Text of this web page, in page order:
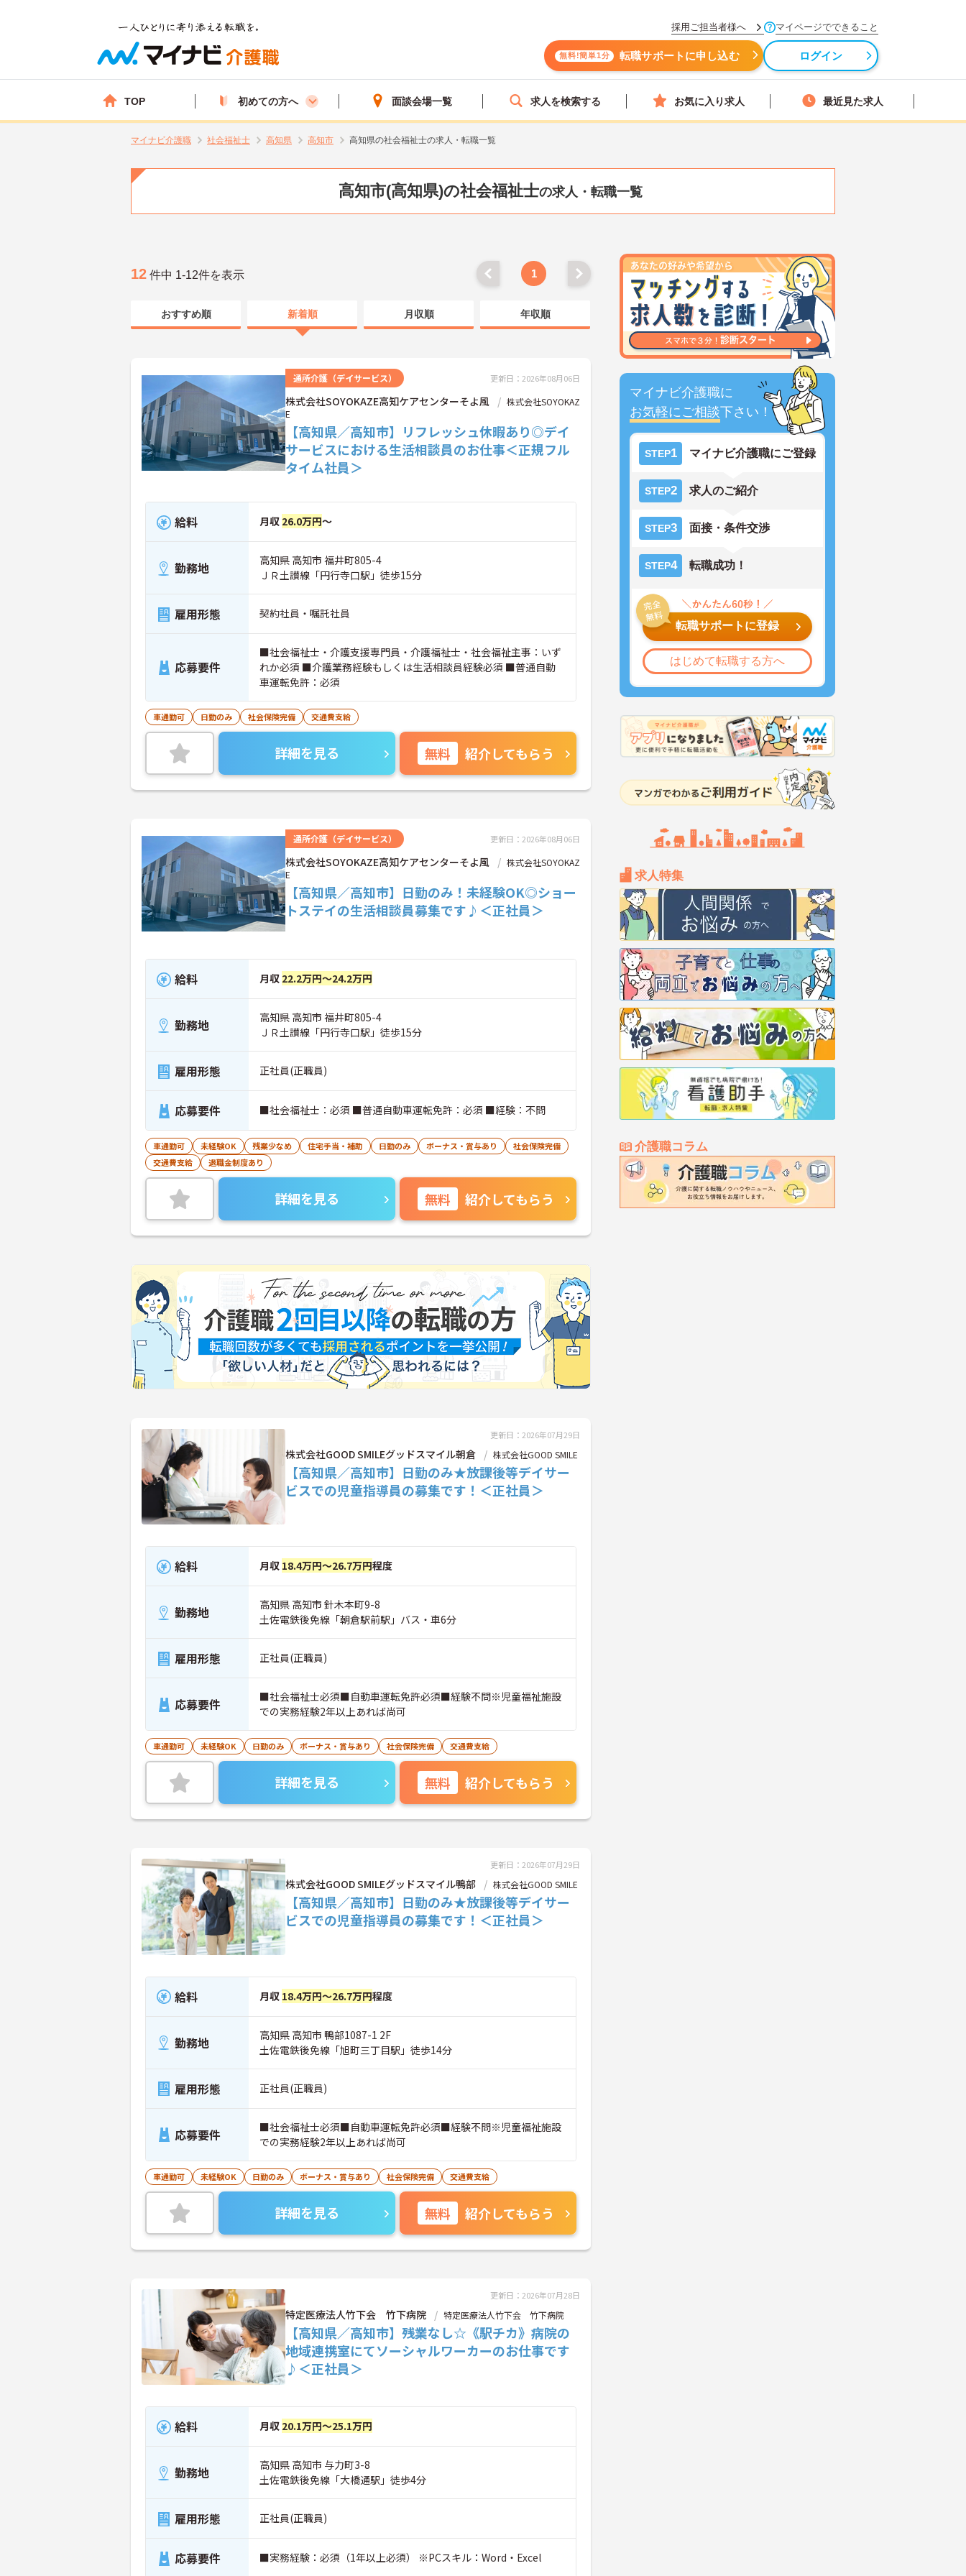
採用ご担当者様へ マイページでできること
無料!簡単1分 転職サポートに申し込む ログイン
TOP 初めての方へ 面談会場一覧 求人を検索する お気に入り求人 最近見た求人
マイナビ介護職 社会福祉士 高知県 高知市 高知県の社会福祉士の求人・転職一覧
高知市(高知県)の社会福祉士の求人・転職一覧
マイナビ介護職に
お気軽にご相談下さい！
STEP1 マイナビ介護職にご登録
STEP2 求人のご紹介
STEP3 面接・条件交渉
STEP4 転職成功！
転職サポートに登録
はじめて転職する方へ
求人特集
介護職コラム
12 件中 1-12件を表示 1
おすすめ順 新着順 月収順 年収順
通所介護（デイサービス） 更新日：2026年08月06日
株式会社SOYOKAZE高知ケアセンターそよ風
株式会社SOYOKAZ
E
【高知県／高知市】リフレッシュ休暇あり◎デイ
サービスにおける生活相談員のお仕事＜正規フル
タイム社員＞
給料 月収 26.0万円～
勤務地
高知県 高知市 福井町805-4
ＪＲ土讃線「円行寺口駅」徒歩15分
雇用形態 契約社員・嘱託社員
応募要件
■社会福祉士・介護支援専門員・介護福祉士・社会福祉主事：いず
れか必須 ■介護業務経験もしくは生活相談員経験必須 ■普通自動
車運転免許：必須
車通勤可 日勤のみ 社会保険完備 交通費支給
詳細を見る 無料 紹介してもらう
通所介護（デイサービス） 更新日：2026年08月06日
株式会社SOYOKAZE高知ケアセンターそよ風
株式会社SOYOKAZ
E
【高知県／高知市】日勤のみ！未経験OK◎ショー
トステイの生活相談員募集です♪＜正社員＞
給料 月収 22.2万円～24.2万円
勤務地
高知県 高知市 福井町805-4
ＪＲ土讃線「円行寺口駅」徒歩15分
雇用形態 正社員(正職員)
応募要件 ■社会福祉士：必須 ■普通自動車運転免許：必須 ■経験：不問
車通勤可 未経験OK 残業少なめ 住宅手当・補助 日勤のみ ボーナス・賞与あり
社会保険完備
交通費支給
退職金制度あり
詳細を見る 無料 紹介してもらう
更新日：2026年07月29日
株式会社GOOD SMILEグッドスマイル朝倉 株式会社GOOD SMILE
【高知県／高知市】日勤のみ★放課後等デイサー
ビスでの児童指導員の募集です！＜正社員＞
給料 月収 18.4万円～26.7万円程度
勤務地
高知県 高知市 針木本町9-8
土佐電鉄後免線「朝倉駅前駅」バス・車6分
雇用形態 正社員(正職員)
応募要件
■社会福祉士必須■自動車運転免許必須■経験不問※児童福祉施設
での実務経験2年以上あれば尚可
車通勤可 未経験OK 日勤のみ ボーナス・賞与あり 社会保険完備 交通費支給
詳細を見る 無料 紹介してもらう
更新日：2026年07月29日
株式会社GOOD SMILEグッドスマイル鴨部 株式会社GOOD SMILE
【高知県／高知市】日勤のみ★放課後等デイサー
ビスでの児童指導員の募集です！＜正社員＞
給料 月収 18.4万円～26.7万円程度
勤務地
高知県 高知市 鴨部1087-1 2F
土佐電鉄後免線「旭町三丁目駅」徒歩14分
雇用形態 正社員(正職員)
応募要件
■社会福祉士必須■自動車運転免許必須■経験不問※児童福祉施設
での実務経験2年以上あれば尚可
車通勤可 未経験OK 日勤のみ ボーナス・賞与あり 社会保険完備 交通費支給
詳細を見る 無料 紹介してもらう
更新日：2026年07月28日
特定医療法人竹下会 竹下病院 特定医療法人竹下会 竹下病院
【高知県／高知市】残業なし☆《駅チカ》病院の
地域連携室にてソーシャルワーカーのお仕事です
♪＜正社員＞
給料 月収 20.1万円～25.1万円
勤務地
高知県 高知市 与力町3-8
土佐電鉄後免線「大橋通駅」徒歩4分
雇用形態 正社員(正職員)
応募要件 ■実務経験：必須（1年以上必須） ※PCスキル：Word・Excel